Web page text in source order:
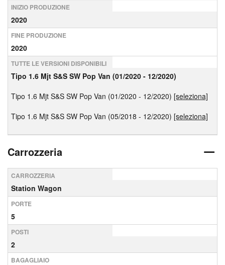
INIZIO PRODUZIONE
2020
FINE PRODUZIONE
2020
TUTTE LE VERSIONI DISPONIBILI
Tipo 1.6 Mjt S&S SW Pop Van (01/2020 - 12/2020)
Tipo 1.6 Mjt S&S SW Pop Van (01/2020 - 12/2020) [seleziona]
Tipo 1.6 Mjt S&S SW Pop Van (05/2018 - 12/2020) [seleziona]
Carrozzeria
CARROZZERIA
Station Wagon
PORTE
5
POSTI
2
BAGAGLIAIO